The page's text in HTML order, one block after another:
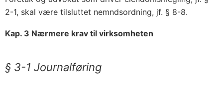
2-1, skal være tilsluttet nemndsordning, jf. § 8-8.
Kap. 3 Nærmere krav til virksomheten
§ 3-1 Journalføring